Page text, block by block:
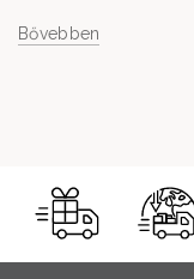
Bővebben